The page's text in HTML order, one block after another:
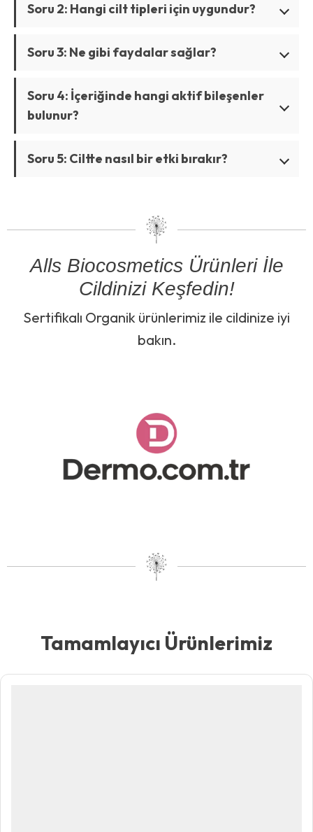
Soru 2: Hangi cilt tipleri için uygundur?
Soru 3: Ne gibi faydalar sağlar?
Soru 4: İçeriğinde hangi aktif bileşenler
bulunur?
Soru 5: Ciltte nasıl bir etki bırakır?
Alls Biocosmetics Ürünleri İle
Cildinizi Keşfedin!
Sertifikalı Organik ürünlerimiz ile cildinize iyi
bakın.
Tamamlayıcı Ürünlerimiz